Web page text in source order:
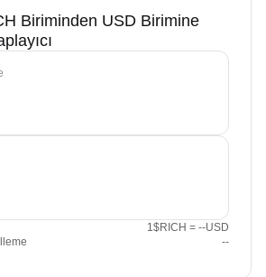
Biriminden USD Birimine
1$RICH = --USD
--